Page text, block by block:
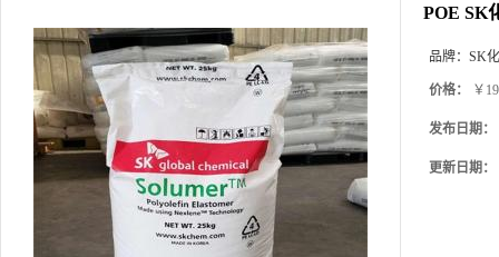
POE SK
品牌： SK
价格： ￥
发布日期：
更新日期：